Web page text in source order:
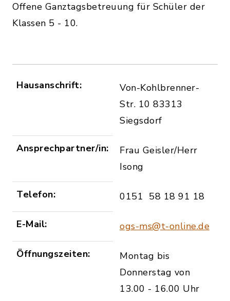
Offene Ganztagsbetreuung für Schüler der
Klassen 5 - 10.
Hausanschrift:
Von-Kohlbrenner-
Str. 10 83313
Siegsdorf
Ansprechpartner/in:
Frau Geisler/Herr
Isong
Telefon: 0151 58 18 91 18
E-Mail: ogs-ms@t-online.de
Öffnungszeiten:
Montag bis
Donnerstag von
13.00 - 16.00 Uhr